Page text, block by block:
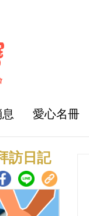
愛心名冊
訪日記